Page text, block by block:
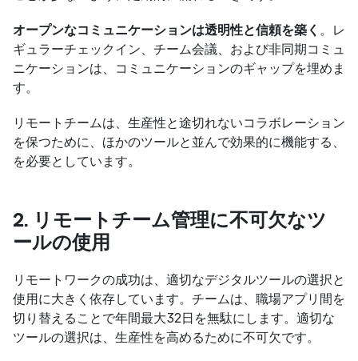
オープンなコミュニケーションは透明性と信頼を築く 。レ
ギュラーチェックイン、チーム会議、および非同期コミュ
ニケーションは、コミュニケーションのギャップを埋めま
す。
リモートチームは、生産性と途切れないコラボレーション
を保つために、ほかのツールと並んで効果的に機能する、
を必要としています。
2. リモートチーム管理に不可欠なツ
ールの使用
リモートワークの成功は、適切なデジタルツールの選択と
使用に大きく依存しています。チームは、職場アプリ間を
切り替えることで年間最大32日を無駄にします。適切な
ツールの選択は、生産性を高めるために不可欠です。